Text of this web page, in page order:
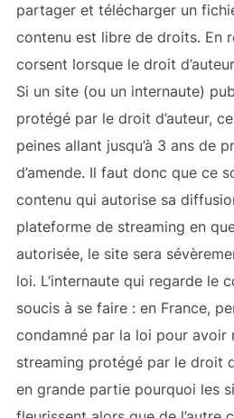
partager et télécharger un
contenu est libre de droits. En
corsent lorsque le droit
Si un site (ou un internaute)
protégé par le droit d’auteur,
peines allant jusqu’à 3 ans de
d’amende. Il faut donc que ce
contenu qui autorise sa
plateforme de streaming en
autorisée, le site sera
loi. L’internaute qui regarde le
soucis à se faire : en France,
condamné par la loi pour avoir
streaming protégé par le droit
en grande partie pourquoi les